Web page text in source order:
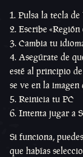
Pulsa la tecla
Escribe
Cambia tu
Asegúrate de
esté al principio
se ve en la imagen
Reinicia tu PC
Intenta jugar a
Si funciona,
que habías